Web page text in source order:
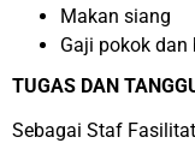
Makan siang
Gaji pokok dan
TUGAS DAN
Sebagai Staf